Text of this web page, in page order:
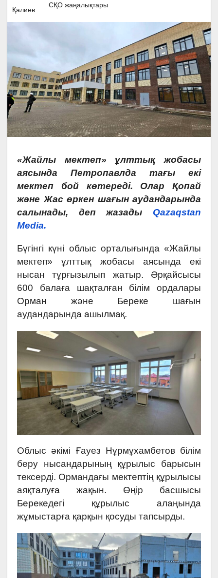
СҚО жаңалықтары
«Жайлы мектеп» ұлттық жобасы
аясында Петропавлда тағы екі
мектеп бой көтереді. Олар Қопай
және Жас өркен шағын аудандарында
салынады, деп жазады Qazaqstan
Media.
Бүгінгі күні облыс орталығында «Жайлы
мектеп» ұлттық жобасы аясында екі
нысан тұрғызылып жатыр. Әрқайсысы
600 балаға шақталған білім ордалары
Орман және Береке шағын
аудандарында ашылмақ.
Облыс әкімі Ғауез Нұрмұхамбетов білім
беру нысандарының құрылыс барысын
тексерді. Ормандағы мектептің құрылысы
аяқталуға жақын. Өңір басшысы
Берекедегі құрылыс алаңында
жұмыстарға қарқын қосуды тапсырды.